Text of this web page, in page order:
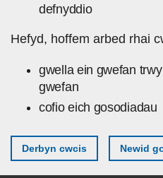
defnyddio
Hefyd, hoffem arbed rhai
gwella ein gwefan
gwefan
cofio eich gosodiadau
Derbyn cwcis Newid